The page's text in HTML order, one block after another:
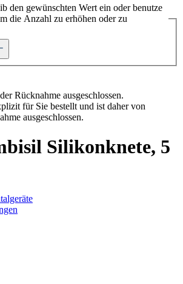
den gewünschten Wert ein oder benutze
die Anzahl zu erhöhen oder zu
Rücknahme ausgeschlossen.
für Sie bestellt und ist daher von
ausgeschlossen.
Silikonknete, 5